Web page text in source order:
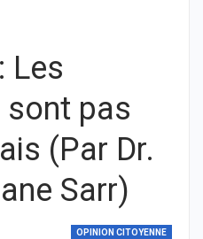
Les
sont pas
(Par Dr.
Sarr)
OPINION CITOYENNE